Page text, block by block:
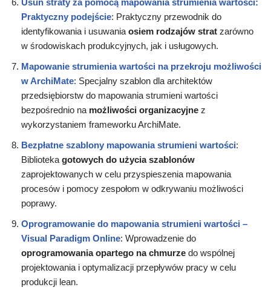
Usuń straty za pomocą mapowania strumienia wartości:
Praktyczny podejście: Praktyczny przewodnik do
identyfikowania i usuwaniaosiem rodzajów strat zarówno
w środowiskach produkcyjnych, jak i usługowych.
Mapowanie strumienia wartości na przekroju możliwości
w ArchiMate: Specjalny szablon dla architektów
przedsiębiorstw do mapowania strumieni wartości
bezpośrednio na możliwości organizacyjne z
wykorzystaniem frameworku ArchiMate.
Bezpłatne szablony mapowania strumieni wartości:
Bibliotekagotowych do użycia szablonów
zaprojektowanych w celu przyspieszenia mapowania
procesów i pomocy zespołom w odkrywaniu możliwości
poprawy.
Oprogramowanie do mapowania strumieni wartości –
Visual Paradigm Online: Wprowadzenie do
oprogramowania opartego na chmurze do wspólnej
projektowania i optymalizacji przepływów pracy w celu
produkcji lean.